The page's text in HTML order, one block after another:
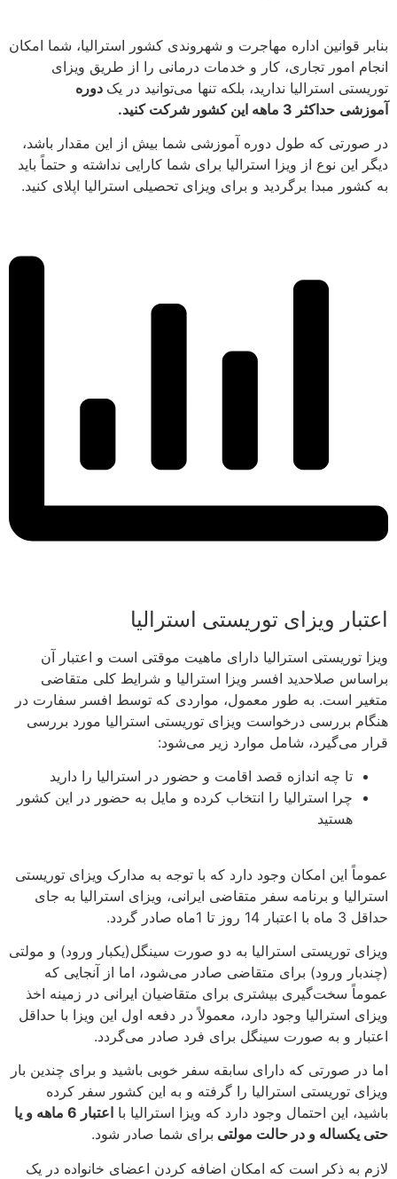
بنابر قوانین اداره مهاجرت و شهروندی کشور استرالیا، شما امکان
انجام امور تجاری، کار و خدمات درمانی را از طریق ویزای
توریستی استرالیا ندارید، بلکه تنها می‌توانید در یک دوره
آموزشی حداکثر 3 ماهه این کشور شرکت کنید.
در صورتی که طول دوره آموزشی شما بیش از این مقدار باشد،
دیگر این نوع از ویزا استرالیا برای شما کارایی نداشته و حتماً باید
به کشور مبدا برگردید و برای ویزای تحصیلی استرالیا اپلای کنید.
اعتبار ویزای توریستی استرالیا
ویزا توریستی استرالیا دارای ماهیت موقتی است و اعتبار آن
براساس صلاحدید افسر ویزا استرالیا و شرایط کلی متقاضی
متغیر است. به طور معمول، مواردی که توسط افسر سفارت در
هنگام بررسی درخواست ویزای توریستی استرالیا مورد بررسی
قرار می‌گیرد، شامل موارد زیر می‌شود:
تا چه اندازه قصد اقامت و حضور در استرالیا را دارید
چرا استرالیا را انتخاب کرده و مایل به حضور در این کشور
هستید
عموماً این امکان وجود دارد که با توجه به مدارک ویزای توریستی
استرالیا و برنامه سفر متقاضی ایرانی، ویزای استرالیا به جای
حداقل 3 ماه با اعتبار 14 روز تا 1ماه صادر ‌گردد.
ویزای توریستی استرالیا به دو صورت سینگل(یکبار ورود) و مولتی
(چندبار ورود) برای متقاضی صادر می‌شود، اما از آنجایی که
عموماً سخت‌گیری بیشتری برای متقاضیان ایرانی در زمینه اخذ
ویزای استرالیا وجود دارد، معمولاً در دفعه اول این ویزا با حداقل
اعتبار و به صورت سینگل برای فرد صادر می‌گردد.
اما در صورتی که دارای سابقه سفر خوبی باشید و برای چندین بار
ویزای توریستی استرالیا را گرفته و به این کشور سفر کرده
باشید، این احتمال وجود دارد که ویزا استرالیا با
اعتبار 6 ماهه و یا
حتی یکساله و در حالت مولتی برای شما صادر شود.
لازم به ذکر است که امکان اضافه کردن اعضای خانواده در یک